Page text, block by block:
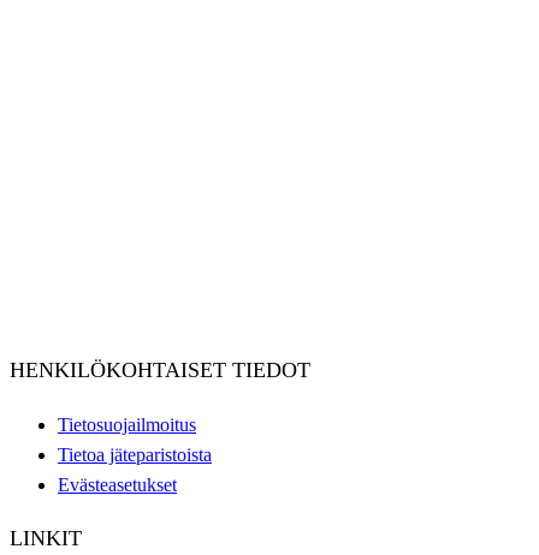
HENKILÖKOHTAISET TIEDOT
Tietosuojailmoitus
Tietoa jäteparistoista
Evästeasetukset
LINKIT